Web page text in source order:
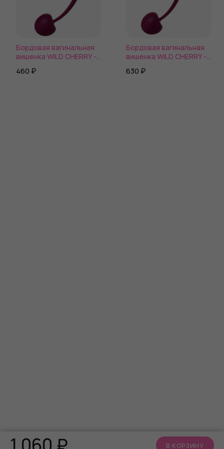
В КОРЗИНУ
Бордовая вагинальная
вишенка WILD CHERRY -
460 ₽
Бордовая вагинальная
вишенка WILD CHERRY -
630 ₽